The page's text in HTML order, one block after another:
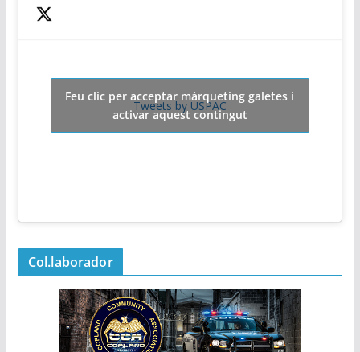
Tweets by USPAC
Feu clic per acceptar màrqueting galetes i
activar aquest contingut
Col.laborador